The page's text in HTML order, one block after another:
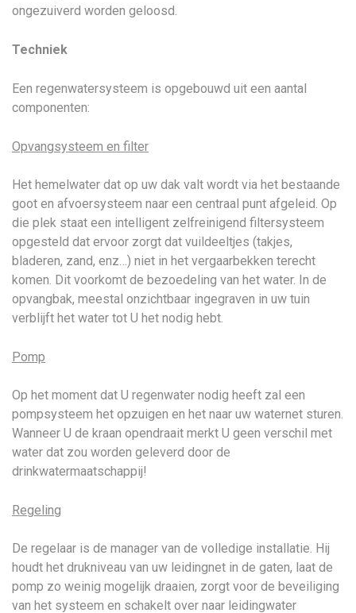
ongezuiverd worden geloosd.
Techniek
Een regenwatersysteem is opgebouwd uit een aantal
componenten:
Opvangsysteem en filter
Het hemelwater dat op uw dak valt wordt via het bestaande
goot en afvoersysteem naar een centraal punt afgeleid. Op
die plek staat een intelligent zelfreinigend filtersysteem
opgesteld dat ervoor zorgt dat vuildeeltjes (takjes,
bladeren, zand, enz…) niet in het vergaarbekken terecht
komen. Dit voorkomt de bezoedeling van het water. In de
opvangbak, meestal onzichtbaar ingegraven in uw tuin
verblijft het water tot U het nodig hebt.
Pomp
Op het moment dat U regenwater nodig heeft zal een
pompsysteem het opzuigen en het naar uw waternet sturen.
Wanneer U de kraan opendraait merkt U geen verschil met
water dat zou worden geleverd door de
drinkwatermaatschappij!
Regeling
De regelaar is de manager van de volledige installatie. Hij
houdt het drukniveau van uw leidingnet in de gaten, laat de
pomp zo weinig mogelijk draaien, zorgt voor de beveiliging
van het systeem en schakelt over naar leidingwater